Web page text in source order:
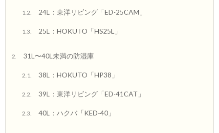
1.2. 24L：東洋リビング「ED-25CAM」
1.3. 25L：HOKUTO「HS25L」
2. 31L〜40L未満の防湿庫
2.1. 38L：HOKUTO「HP38」
2.2. 39L：東洋リビング「ED-41CAT」
2.3. 40L：ハクバ「KED-40」